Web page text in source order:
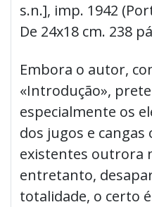
s.n.], imp. 1942
De 24x18 cm. 238
Embora o autor,
«Introdução»,
especialmente os
dos jugos e
existentes outrora
entretanto,
totalidade, o certo